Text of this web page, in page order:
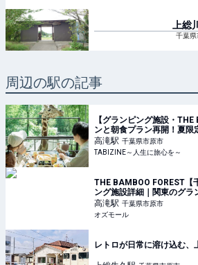
上総
千葉県
周辺の駅の記事
【グランピング施設・
ンと朝食プラン再開！夏限
ンも｜千葉県 | TABIZINE～
高滝駅 千葉県市原市
TABIZINE～人生に旅心を～
THE BAMBOO FOREST【
ング施設詳細｜関東のグラ
高滝駅 千葉県市原市
オズモール
レトロが日常に溶け込む、